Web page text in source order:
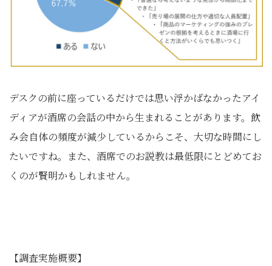
デスクの前に座っているだけでは思い浮かばなかったアイ
ディアが酒席の会話の中から生まれることがあります。飲
み会自体の頻度が減少しているからこそ、大切な時間にし
たいですね。また、酒席でのお説教は最低限にとどめてお
くのが賢明かもしれません。
【調査実施概要】